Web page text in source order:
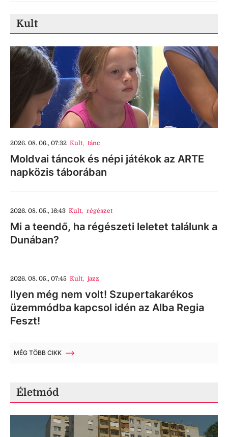
Kult
2026. 08. 06., 07:32 Kult, tánc
Moldvai táncok és népi játékok az ARTE
napközis táborában
2026. 08. 05., 16:43 Kult, régészet
Mi a teendő, ha régészeti leletet találunk a
Dunában?
2026. 08. 05., 07:45 Kult, jazz
Ilyen még nem volt! Szupertakarékos
üzemmódba kapcsol idén az Alba Regia
Feszt!
MÉG TÖBB CIKK
Életmód